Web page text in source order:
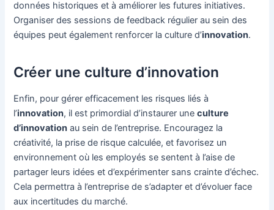
données historiques et à améliorer les futures initiatives.
Organiser des sessions de feedback régulier au sein des
équipes peut également renforcer la culture d’innovation.
Créer une culture d’innovation
Enfin, pour gérer efficacement les risques liés à
l’innovation, il est primordial d’instaurer uneculture
d’innovation au sein de l’entreprise. Encouragez la
créativité, la prise de risque calculée, et favorisez un
environnement où les employés se sentent à l’aise de
partager leurs idées et d’expérimenter sans crainte d’échec.
Cela permettra à l’entreprise de s’adapter et d’évoluer face
aux incertitudes du marché.